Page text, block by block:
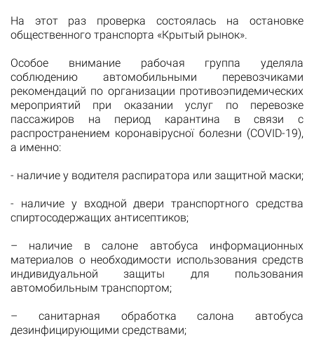
На этот раз проверка состоялась на остановке
общественного транспорта «Крытый рынок».
Особое внимание рабочая группа уделяла
соблюдению автомобильными перевозчиками
рекомендаций по организации противоэпидемических
мероприятий при оказании услуг по перевозке
пассажиров на период карантина в связи с
распространением коронавірусної болезни (СOVID-19),
а именно:
- наличие у водителя распиратора или защитной маски;
- наличие у входной двери транспортного средства
спиртосодержащих антисептиков;
– наличие в салоне автобуса информационных
материалов о необходимости использования средств
индивидуальной защиты для пользования
автомобильным транспортом;
– санитарная обработка салона автобуса
дезинфицирующими средствами;